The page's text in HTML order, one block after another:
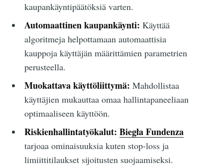
kaupankäyntipäätöksiä varten.
Automaattinen kaupankäynti: Käyttää
algoritmeja helpottamaan automaattisia
kauppoja käyttäjän määrittämien parametrien
perusteella.
Muokattava käyttöliittymä: Mahdollistaa
käyttäjien mukauttaa omaa hallintapaneeliaan
optimaaliseen käyttöön.
Riskienhallintatyökalut: Biegła Fundenza
tarjoaa ominaisuuksia kuten stop-loss ja
limiittitilaukset sijoitusten suojaamiseksi.